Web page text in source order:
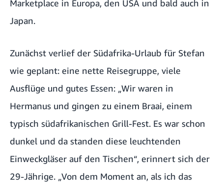
Marketplace in Europa, den USA und bald auch in
Japan.
Zunächst verlief der Südafrika-Urlaub für Stefan
wie geplant: eine nette Reisegruppe, viele
Ausflüge und gutes Essen: „Wir waren in
Hermanus und gingen zu einem Braai, einem
typisch südafrikanischen Grill-Fest. Es war schon
dunkel und da standen diese leuchtenden
Einweckgläser auf den Tischen“, erinnert sich der
29-Jährige. „Von dem Moment an, als ich das